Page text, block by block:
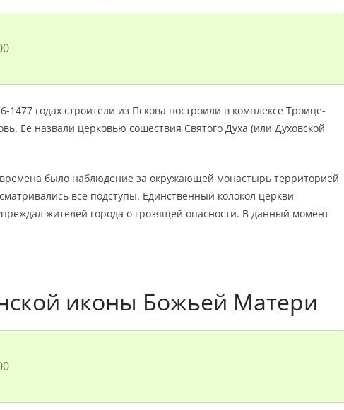
1477 годах строители из Пскова построили в комплексе Троице-
Ее назвали церковью сошествия Святого Духа (или Духовской
было наблюдение за окружающей монастырь территорией
все подступы. Единственный колокол церкви
жителей города о грозящей опасности. В данный момент
иконы Божьей Матери